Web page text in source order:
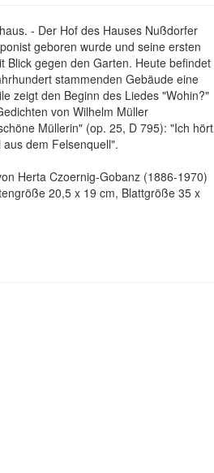
- Der Hof des Hauses Nußdorfer
geboren wurde und seine ersten
Blick gegen den Garten. Heute befindet
stammenden Gebäude eine
zeigt den Beginn des Liedes "Wohin?"
von Wilhelm Müller
Müllerin" (op. 25, D 795): "Ich hört
dem Felsenquell".
Herta Czoernig-Gobanz (1886-1970)
20,5 x 19 cm, Blattgröße 35 x